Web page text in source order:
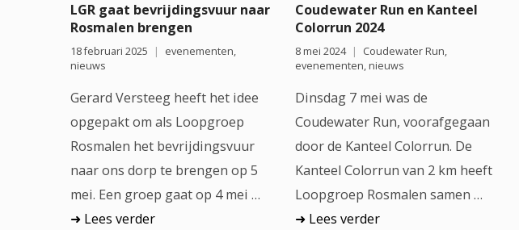
LGR gaat bevrijdingsvuur naar
Rosmalen brengen
18 februari 2025 evenementen,
nieuws
Gerard Versteeg heeft het idee
opgepakt om als Loopgroep
Rosmalen het bevrijdingsvuur
naar ons dorp te brengen op 5
mei. Een groep gaat op 4 mei …
Lees verder
Coudewater Run en Kanteel
Colorrun 2024
8 mei 2024 Coudewater Run,
evenementen, nieuws
Dinsdag 7 mei was de
Coudewater Run, voorafgegaan
door de Kanteel Colorrun. De
Kanteel Colorrun van 2 km heeft
Loopgroep Rosmalen samen …
Lees verder